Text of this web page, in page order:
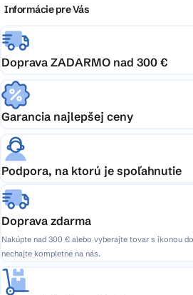
Informácie pre Vás
Doprava ZADARMO nad 300 €
Garancia najlepšej ceny
Podpora, na ktorú je spoľahnutie
Doprava zdarma
Nakúpte nad 300 € alebo vyberajte tovar s ikonou
nechajte kompletne na nás.